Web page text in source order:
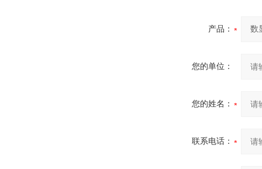
产品：
您的单位：
您的姓名：
联系电话：